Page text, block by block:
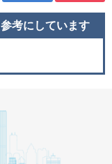
参考にしています